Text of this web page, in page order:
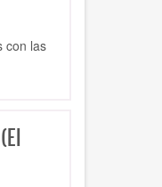
con las